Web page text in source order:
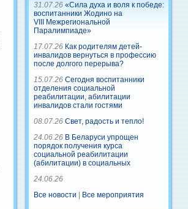
31.07.26 «Сила духа и воля к победе:
воспитанники Жодино на
VIII Межрегиональной
Паралимпиаде»
17.07.26 Как родителям детей-
инвалидов вернуться в профессию
после долгого перерыва?
15.07.26 Сегодня воспитанники
отделения социальной
реабилитации, абилитации
инвалидов стали гостями
08.07.26 Свет, радость и тепло!
24.06.26 В Беларуси упрощен
порядок получения курса
социальной реабилитации
(абилитации) в социальных
24.06.26
Все новости
Все мероприятия